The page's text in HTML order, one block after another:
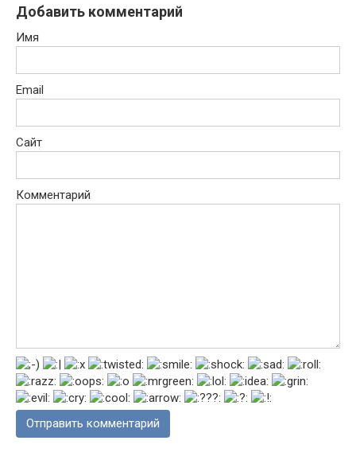
Добавить комментарий
Имя
Email
Сайт
Комментарий